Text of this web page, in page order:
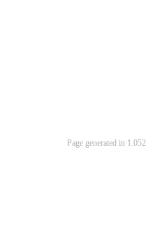
Page generated in